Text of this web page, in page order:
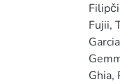
Fujii,
Ghia,